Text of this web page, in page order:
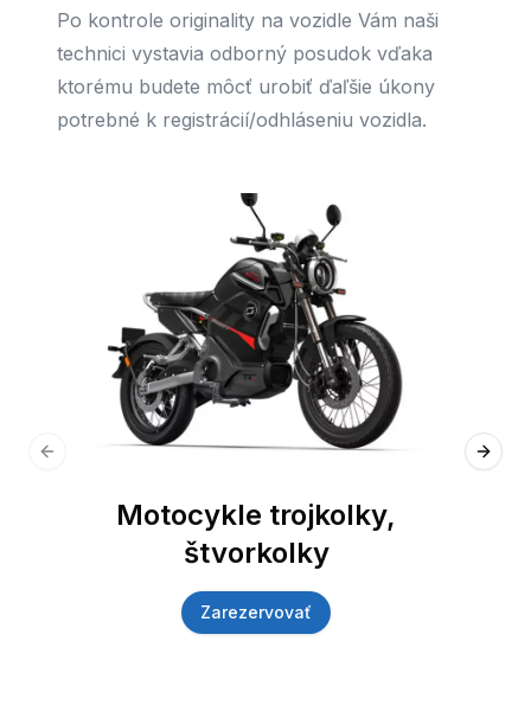
Po kontrole originality na vozidle Vám naši
technici vystavia odborný posudok vďaka
ktorému budete môcť urobiť ďaľšie úkony
potrebné k registrácií/odhláseniu vozidla.
Motocykle trojkolky,
štvorkolky
Zarezervovať
Previous slide Next